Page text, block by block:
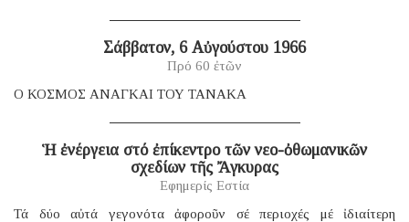
Σάββατον, 6 Αὐγούστου 1966
Πρό 60 ἐτῶν
Ο ΚΟΣΜΟΣ ΑΝΑΓΚΑΙ ΤΟΥ ΤΑΝΑΚΑ
Ἡ ἐνέργεια στό ἐπίκεντρο τῶν νεο-ὀθωμανικῶν
σχεδίων τῆς Ἄγκυρας
Εφημερίς Εστία
Τά δύο αὐτά γεγονότα ἀφοροῦν σέ περιοχές μέ ἰδιαίτερη